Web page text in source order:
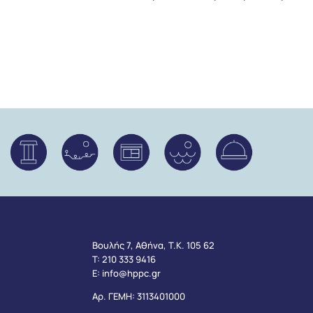
Βουλής 7, Αθήνα, Τ.Κ. 105 62
Τ: 210 333 9416
Ε: info@hppc.gr
Αρ. ΓΕΜΗ: 3113401000